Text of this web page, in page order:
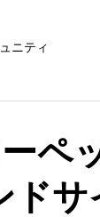
ニティ
ペ
ド